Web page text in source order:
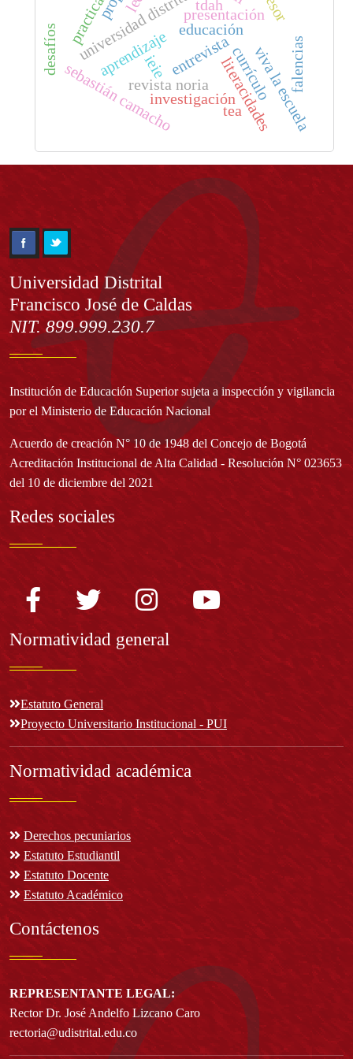
revista noria
entrevista
sebastián camachoinvestigación
educación
presentación
ieie
universidad distrital
literacidades
currículoviva la escuela
falencias
aprendizaje
desafíos
tea
tdah
Información
Universidad Distrital
Francisco José de Caldas
NIT. 899.999.230.7
Institución de Educación Superior sujeta a inspección y vigilancia
por el Ministerio de Educación Nacional
Acuerdo de creación N° 10 de 1948 del Concejo de Bogotá
Acreditación Institucional de Alta Calidad - Resolución N° 023653
del 10 de diciembre del 2021
Redes sociales
Normatividad general
Estatuto General
Proyecto Universitario Institucional - PUI
Normatividad académica
Derechos pecuniarios
Estatuto Estudiantil
Estatuto Docente
Estatuto Académico
Contáctenos
REPRESENTANTE LEGAL:
Rector Dr. José Andelfo Lizcano Caro
rectoria@udistrital.edu.co